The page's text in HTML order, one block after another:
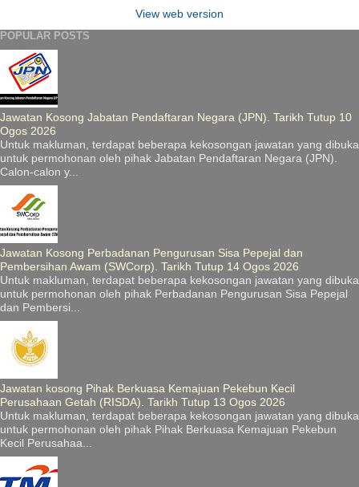
View web version
POPULAR POSTS
Jawatan Kosong Jabatan Pendaftaran Negara (JPN). Tarikh Tutup 10
Ogos 2026
Untuk makluman, terdapat beberapa kekosongan jawatan yang dibuka
untuk permohonan oleh pihak Jabatan Pendaftaran Negara (JPN).
Calon-calon y...
Jawatan Kosong Perbadanan Pengurusan Sisa Pepejal dan
Pembersihan Awam (SWCorp). Tarikh Tutup 14 Ogos 2026
Untuk makluman, terdapat beberapa kekosongan jawatan yang dibuka
untuk permohonan oleh pihak Perbadanan Pengurusan Sisa Pepejal
dan Pembersi...
Jawatan kosong Pihak Berkuasa Kemajuan Pekebun Kecil
Perusahaan Getah (RISDA). Tarikh Tutup 13 Ogos 2026
Untuk makluman, terdapat beberapa kekosongan jawatan yang dibuka
untuk permohonan oleh pihak Pihak Berkuasa Kemajuan Pekebun
Kecil Perusahaa...